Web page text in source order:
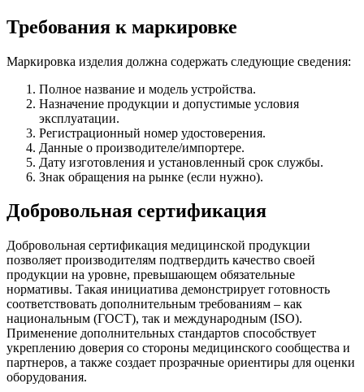
Требования к маркировке
Маркировка изделия должна содержать следующие сведения:
Полное название и модель устройства.
Назначение продукции и допустимые условия
эксплуатации.
Регистрационный номер удостоверения.
Данные о производителе/импортере.
Дату изготовления и установленный срок службы.
Знак обращения на рынке (если нужно).
Добровольная сертификация
Добровольная сертификация медицинской продукции
позволяет производителям подтвердить качество своей
продукции на уровне, превышающем обязательные
нормативы. Такая инициатива демонстрирует готовность
соответствовать дополнительным требованиям – как
национальным (ГОСТ), так и международным (ISO).
Применение дополнительных стандартов способствует
укреплению доверия со стороны медицинского сообщества и
партнеров, а также создает прозрачные ориентиры для оценки
оборудования.